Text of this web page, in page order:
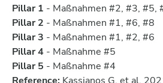
Pillar 1 - Maßnahmen #2, #3, #5,
Pillar 2 - Maßnahmen #1, #6, #8
Pillar 3 - Maßnahmen #1, #2, #6
Pillar 4 - Maßnahme #5
Pillar 5 - Maßnahme #4